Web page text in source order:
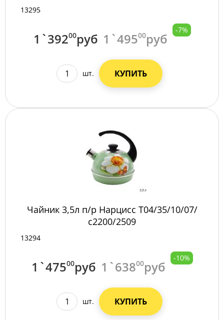
13295
1`39200руб 1`49500руб
-7%
шт. КУПИТЬ
Чайник 3,5л п/р Нарцисс Т04/35/10/07/
с2200/2509
13294
1`47500руб 1`63800руб
-10%
шт. КУПИТЬ